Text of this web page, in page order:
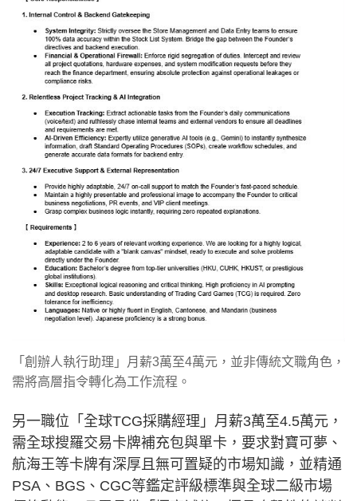
「創辦人執行助理」月薪3萬至4萬元，並非傳統文職角色，
需將高層指令轉化為工作流程。
另一職位「全球TCG採購經理」月薪3萬至4.5萬元，
需全球搜羅交易卡牌補充包與單卡，要求對寶可夢、
航海王等卡牌有深厚且無可置疑的市場知識，並精通
PSA、BGS、CGC等鑑定評級標準與全球二級市場